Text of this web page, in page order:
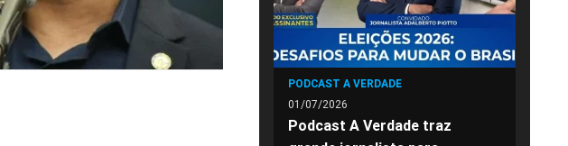
PODCAST A VERDADE
01/07/2026
Podcast A Verdade traz